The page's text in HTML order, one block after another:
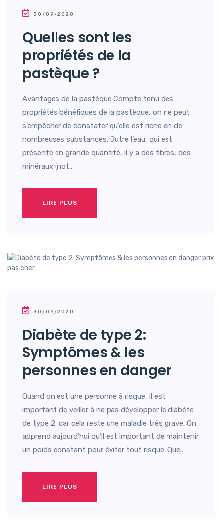
30/09/2020
Quelles sont les
propriétés de la
pastèque ?
Avantages de la pastèque Compte tenu des
propriétés bénéfiques de la pastèque, on ne peut
s’empêcher de constater qu’elle est riche en de
nombreuses substances. Outre l’eau, qui est
présente en grande quantité, il y a des fibres, des
minéraux (not..
LIRE PLUS
30/09/2020
Diabète de type 2:
Symptômes & les
personnes en danger
Quand on est une personne à risque, il est
important de veiller à ne pas développer le diabète
de type 2, car cela reste une maladie très grave. On
apprend aujourd’hui qu’il est important de maintenir
un poids constant pour éviter tout risque. Que..
LIRE PLUS